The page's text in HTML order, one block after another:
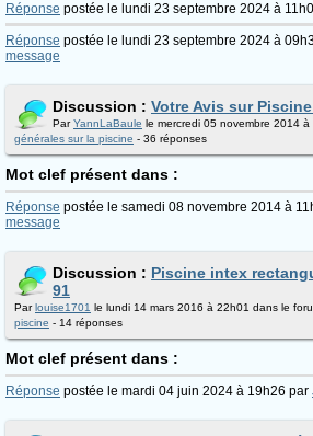
Réponse postée le lundi 23 septembre 2024 à
Réponse postée le lundi 23 septembre 2024 à
message
Discussion : Votre Avis sur
ParYannLaBaule le mercredi 05 novembre 2014
générales sur la piscine - 36 réponses
Mot clef présent dans :
Réponse postée le samedi 08 novembre 2014 à
message
Discussion : Piscine intex
91
Parlouise1701 le lundi 14 mars 2016 à 22h01 dans le
piscine - 14 réponses
Mot clef présent dans :
Réponse postée le mardi 04 juin 2024 à 19h26 par